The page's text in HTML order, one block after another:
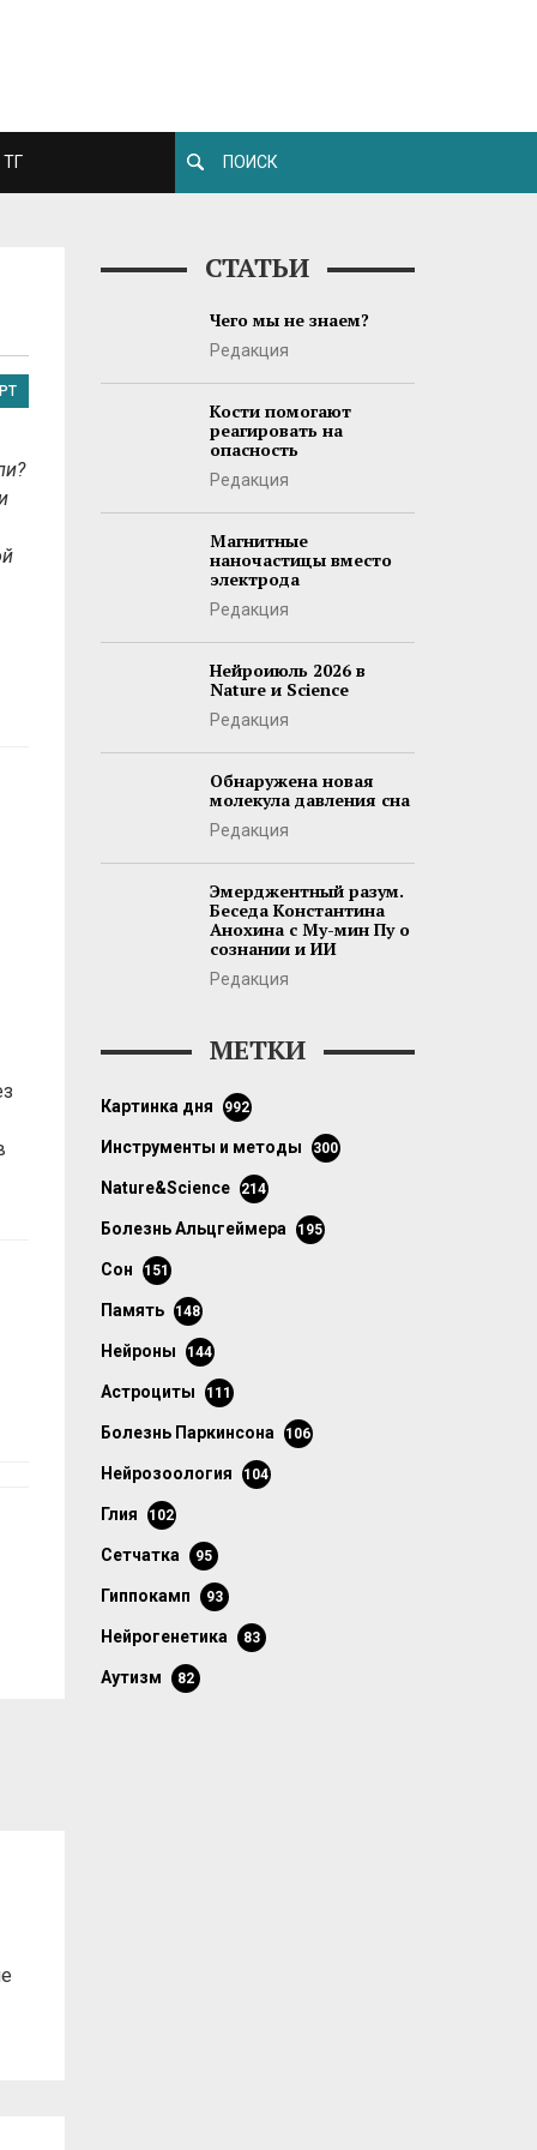
ТГ
СТАТЬИ
Чего мы не знаем?
Редакция
Кости помогают
реагировать на
опасность
Редакция
Магнитные
наночастицы вместо
электрода
Редакция
Нейроиюль 2026 в
Nature и Science
Редакция
Обнаружена новая
молекула давления сна
Редакция
Эмерджентный разум.
Беседа Константина
Анохина с Му-мин Пу о
сознании и ИИ
Редакция
МЕТКИ
картинка дня 992
инструменты и методы 300
Nature&Science 214
болезнь Альцгеймера 195
сон 151
память 148
нейроны 144
астроциты 111
болезнь Паркинсона 106
нейрозоология 104
глия 102
сетчатка 95
гиппокамп 93
нейрогенетика 83
аутизм 82